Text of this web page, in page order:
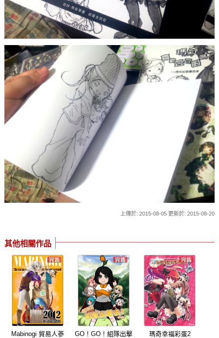
上傳於: 2015-08-05 更新於: 2015-08-20
其他相關作品
Mabinogi 貿易人蔘
GO！GO！組隊出擊
瑪奇幸福彩蛋2